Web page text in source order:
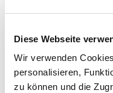
Diese Webseite
Wir verwenden
personalisieren,
zu können und die
Dies